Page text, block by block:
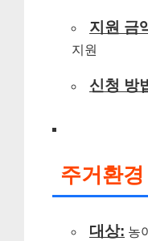
지원 금
지원
신청 방
주거환
대상: 농